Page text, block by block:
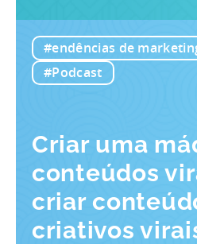
#endências de
#Podcast
Criar uma
conteúdos
criar
criativos